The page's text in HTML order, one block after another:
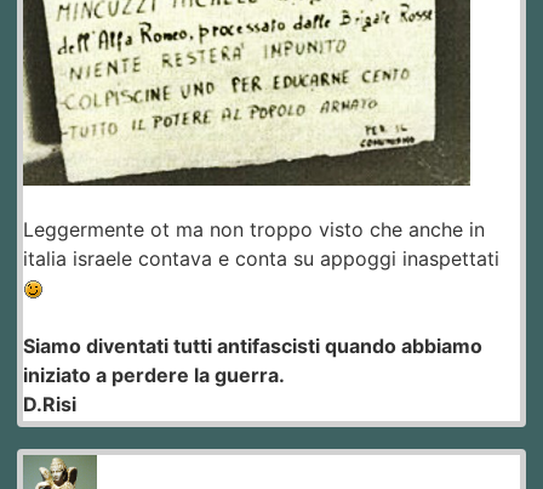
Leggermente ot ma non troppo visto che anche in
italia israele contava e conta su appoggi inaspettati
Siamo diventati tutti antifascisti quando abbiamo
iniziato a perdere la guerra.
D.Risi